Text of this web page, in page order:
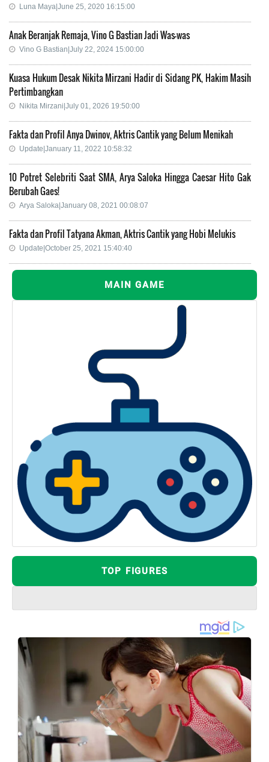
Luna Maya|June 25, 2020 16:15:00
Anak Beranjak Remaja, Vino G Bastian Jadi Was-was
Vino G Bastian|July 22, 2024 15:00:00
Kuasa Hukum Desak Nikita Mirzani Hadir di Sidang PK, Hakim Masih
Pertimbangkan
Nikita Mirzani|July 01, 2026 19:50:00
Fakta dan Profil Anya Dwinov, Aktris Cantik yang Belum Menikah
Update|January 11, 2022 10:58:32
10 Potret Selebriti Saat SMA, Arya Saloka Hingga Caesar Hito Gak
Berubah Gaes!
Arya Saloka|January 08, 2021 00:08:07
Fakta dan Profil Tatyana Akman, Aktris Cantik yang Hobi Melukis
Update|October 25, 2021 15:40:40
MAIN GAME
TOP FIGURES